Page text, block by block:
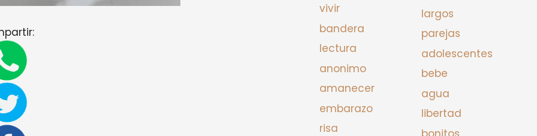
vivir
bandera
lectura
anonimo
amanecer
embarazo
risa
largos
parejas
adolescentes
bebe
agua
libertad